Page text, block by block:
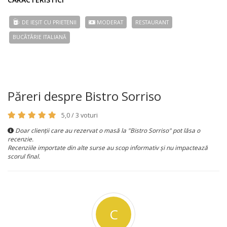
DE IEȘIT CU PRIETENII MODERAT RESTAURANT
BUCÃTÃRIE ITALIANĂ
Păreri despre Bistro Sorriso
5,0 / 3 voturi
Doar clienții care au rezervat o masă la "Bistro Sorriso" pot lăsa o
recenzie.
Recenziile importate din alte surse au scop informativ și nu impactează
scorul final.
C